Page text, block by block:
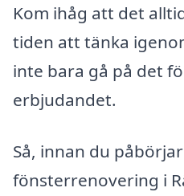
Kom ihåg att det
tiden att tänka
inte bara gå på det
erbjudandet.
Så, innan du
fönsterrenovering i